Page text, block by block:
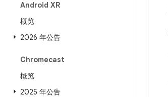
Android XR
概览
2026 年公告
Chromecast
概览
2025 年公告